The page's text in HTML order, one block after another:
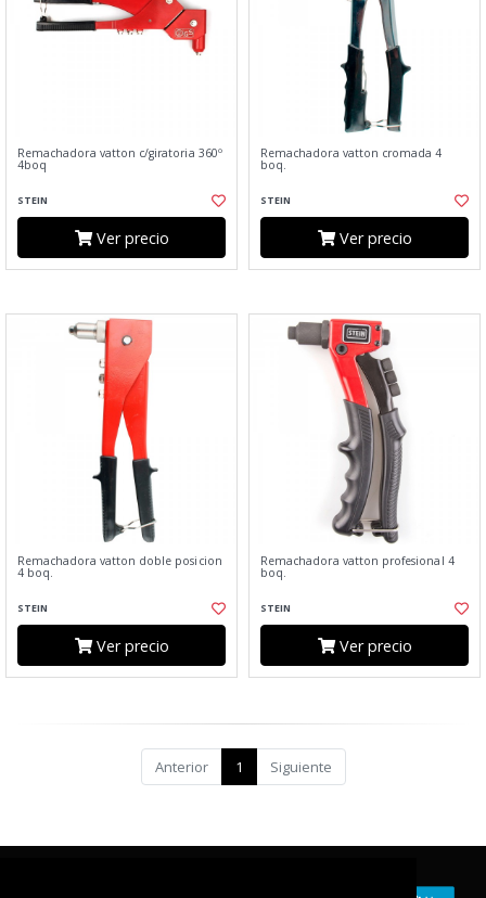
Remachadora vatton c/giratoria 360º
4boq
STEIN
Ver precio
Remachadora vatton cromada 4
boq.
STEIN
Ver precio
Remachadora vatton doble posicion
4 boq.
STEIN
Ver precio
Remachadora vatton profesional 4
boq.
STEIN
Ver precio
Anterior 1 Siguiente